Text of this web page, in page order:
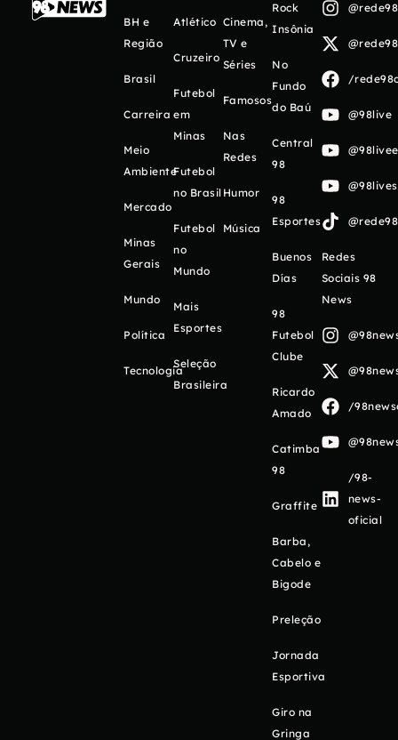
BH e
Região
Brasil
Carreira
Meio
Ambiente
Mercado
Minas
Gerais
Mundo
Política
Tecnologia
Atlético
Cruzeiro
Futebol
em
Minas
Futebol
no Brasil
Futebol
no
Mundo
Mais
Esportes
Seleção
Brasileira
Cinema,
TV e
Séries
Famosos
Nas
Redes
Humor
Música
Rock
Insônia
No
Fundo
do Baú
Central
98
98
Esportes
Buenos
Días
98
Futebol
Clube
Ricardo
Amado
Catimba
98
Graffite
Barba,
Cabelo e
Bigode
Preleção
Jornada
Esportiva
Giro na
Gringa
/
@98live
Redes
Sociais 98
News
/
/98-
news-
oficial